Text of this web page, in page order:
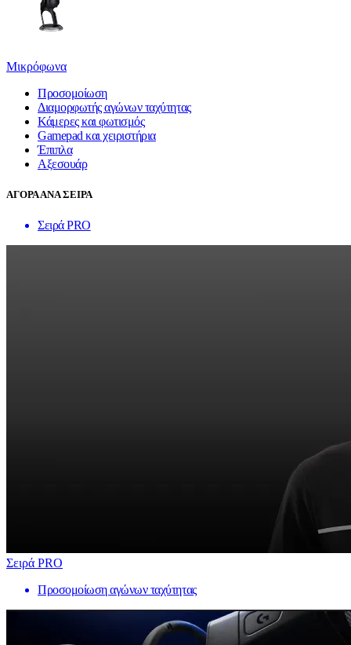
Μικρόφωνα
Προσομοίωση
Διαμορφωτής αγώνων ταχύτητας
Κάμερες και φωτισμός
Gamepad και χειριστήρια
Έπιπλα
Αξεσουάρ
ΑΓΟΡΑ ΑΝΑ ΣΕΙΡΑ
Σειρά PRO
Σειρά PRO
Προσομοίωση αγώνων ταχύτητας